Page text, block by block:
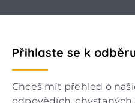
Přihlaste se k
Chceš mít přehled o